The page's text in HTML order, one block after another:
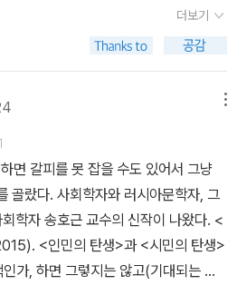
계가 '백성'이다. 정치적 근대란 통치의
, 국민과 같은) 정치주체로 탄생하는
을 갖게 된 이유(네 권 가운데 세권을
마지막 왕, 고종>(2015) 등이 긍정적
도이고, 최근에 나온 박종인의 <매국
책이다. 나로선 개인의 문제로 환원하
봐야한다고 생각한다. 소위 동아시아
진장 나오고 있다). 근대의 충격
한두 사람의 판단(오판) 문제를 넘어
통해 한국사회 지식엘리트의 미국유학
날카롭게 짚었던 김종영 교수는 2000
주요사건(삼성백혈병 사태, 광우병 촛
업) 속으로 직접 뛰어들어 그 프레임의
을 움직이고, 그에 대항해 싸운 주체
. 그리하여 지민이 분투한 10년의 기
자가 이 책을 펴내는 이유는 단순하다.
무엇인지, 그리고 그것을 극복하고
해서 이제 우리는 지식민주주의에 주
의 시대는 가고 지민의 시대가 도래했
될지는 미지수이지만 '시민지성'이나
더보기
면 갈피를 못 잡을 수도 있어서 그냥
골랐다. 사회학자와 러시아문학자, 그
학자 송호근 교수의 신작이 나왔다. <
<인민의 탄생>과 <시민의 탄생>
가, 하면 그렇지는 않고(기대되는 책